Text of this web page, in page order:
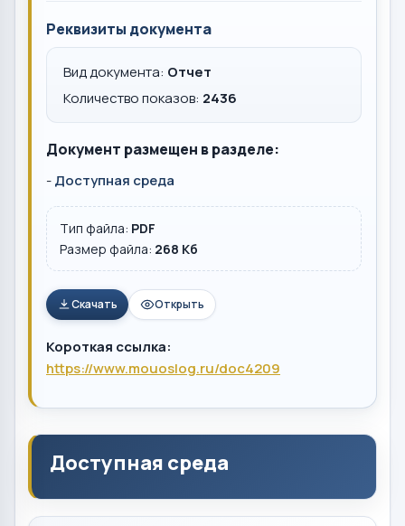
Реквизиты документа
Вид документа: Отчет
Количество показов: 2436
Документ размещен в разделе:
-Доступная среда
Тип файла: PDF
Размер файла: 268 Кб
Скачать Открыть
Короткая ссылка:
https://www.mouoslog.ru/doc4209
Доступная среда